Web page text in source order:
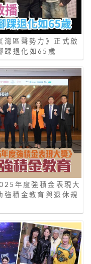
灣區聲勢力》正式啟
踝退化如65歲
年度強積金表現大
強積金教育與退休規